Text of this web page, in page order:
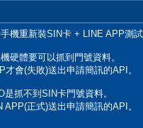
機重新裝SIN卡 + LINE APP測試
硬體要可以抓到門號資料。
才會(失敗)送出申請簡訊的API。
是抓不到SIN卡門號資料。
APP(正式)送出申請簡訊的API。